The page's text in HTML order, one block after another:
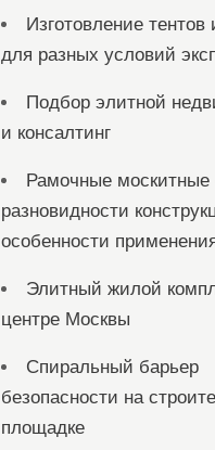
Изготовление тентов
для разных условий
Подбор элитной
и консалтинг
Рамочные москитные
разновидности
особенности
Элитный жилой
центре Москвы
Спиральный барьер
безопасности на
площадке